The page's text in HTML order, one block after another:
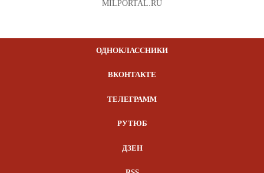
MILPORTAL.RU
ОДНОКЛАССНИКИ
ВКОНТАКТЕ
ТЕЛЕГРАММ
РУТЮБ
ДЗЕН